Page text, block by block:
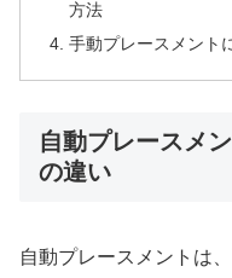
方法
手動プレースメント
自動プレースメ
の違い
自動プレースメントは